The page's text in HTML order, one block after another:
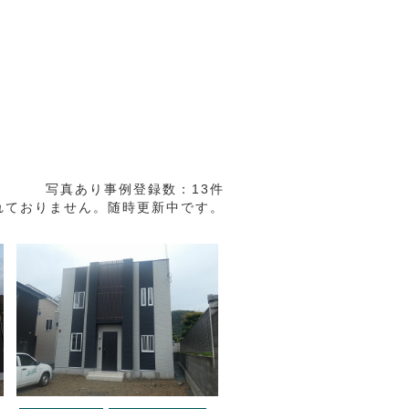
写真あり事例登録数：13件
おりません。随時更新中です。